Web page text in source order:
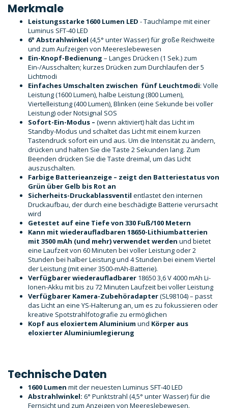
Merkmale
Leistungsstarke 1600 Lumen LED - Tauchlampe mit einer
Luminus SFT-40 LED
6° Abstrahlwinkel (4,5° unter Wasser) für große Reichweite
und zum Aufzeigen von Meereslebewesen
Ein-Knopf-Bedienung – Langes Drücken (1 Sek.) zum
Ein-/Ausschalten; kurzes Drücken zum Durchlaufen der 5
Lichtmodi
Einfaches Umschalten zwischen fünf Leuchtmodi: Volle
Leistung (1600 Lumen), halbe Leistung (800 Lumen),
Viertelleistung (400 Lumen), Blinken (eine Sekunde bei voller
Leistung) oder Notsignal SOS
Sofort-Ein-Modus – (wenn aktiviert) hält das Licht im
Standby-Modus und schaltet das Licht mit einem kurzen
Tastendruck sofort ein und aus. Um die Intensität zu ändern,
drücken und halten Sie die Taste 2 Sekunden lang. Zum
Beenden drücken Sie die Taste dreimal, um das Licht
auszuschalten.
Farbige Batterieanzeige – zeigt den Batteriestatus von
Grün über Gelb bis Rot an
Sicherheits-Druckablassventil entlastet den internen
Druckaufbau, der durch eine beschädigte Batterie verursacht
wird
Getestet auf eine Tiefe von 330 Fuß/100 Metern
Kann mit wiederaufladbaren 18650-Lithiumbatterien
mit 3500 mAh (und mehr) verwendet werden und bietet
eine Laufzeit von 60 Minuten bei voller Leistung oder 2
Stunden bei halber Leistung und 4 Stunden bei einem Viertel
der Leistung (mit einer 3500-mAh-Batterie).
Verfügbarer wiederaufladbarer 18650 3,6 V 4000 mAh Li-
Ionen-Akku mit bis zu 72 Minuten Laufzeit bei voller Leistung
Verfügbarer Kamera-Zubehöradapter(SL98104) – passt
das Licht an eine YS-Halterung an, um es zu fokussieren oder
kreative Spotstrahlfotografie zu ermöglichen
Kopf aus eloxiertem Aluminium und Körper aus
eloxierter Aluminiumlegierung
Technische Daten
1600 Lumen mit der neuesten Luminus SFT-40 LED
Abstrahlwinkel: 6° Punktstrahl (4,5° unter Wasser) für die
Fernsicht und zum Anzeigen von Meereslebewesen.